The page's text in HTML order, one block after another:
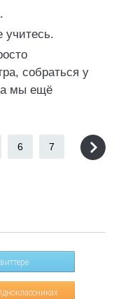
собраться у
мы ещё
6 7